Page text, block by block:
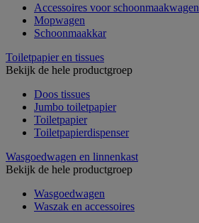
Accessoires voor schoonmaakwagen
Mopwagen
Schoonmaakkar
Toiletpapier en tissues
Bekijk de hele productgroep
Doos tissues
Jumbo toiletpapier
Toiletpapier
Toiletpapierdispenser
Wasgoedwagen en linnenkast
Bekijk de hele productgroep
Wasgoedwagen
Waszak en accessoires